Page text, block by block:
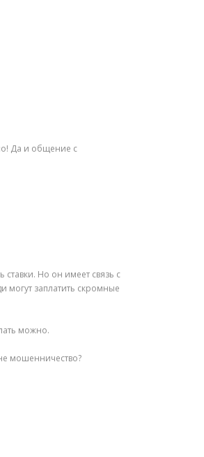
Да и общение с
Но он имеет связь с
могут заплатить скромные
можно.
мошенничество?